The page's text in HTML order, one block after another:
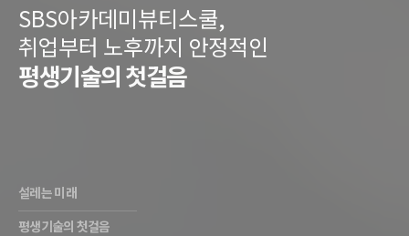
SBS아카데미뷰티스쿨,
취업부터 노후까지 안정적인
평생기술의 첫걸음
설레는 미래
평생기술의 첫걸음